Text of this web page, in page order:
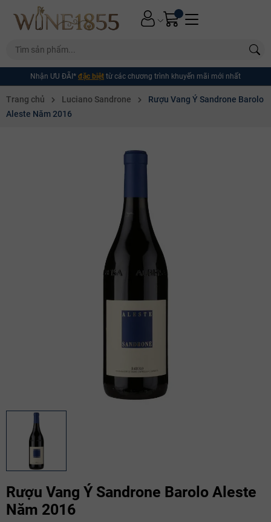
Nhận ƯU ĐÃI* đặc biệt từ các chương trình khuyến mãi mới nhất
Trang chủ Luciano Sandrone
Rượu Vang Ý Sandrone Barolo
Aleste Năm 2016
Rượu Vang Ý Sandrone Barolo Aleste
Năm 2016